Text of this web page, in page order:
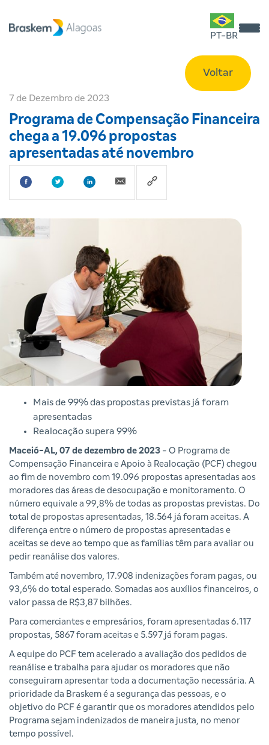
PT-BR
Voltar
7 de Dezembro de 2023
Programa de Compensação Financeira
chega a 19.096 propostas
apresentadas até novembro
Mais de 99% das propostas previstas já foram
apresentadas
Realocação supera 99%
Maceió-AL, 07 de dezembro de 2023 - O Programa de
Compensação Financeira e Apoio à Realocação (PCF) chegou
ao fim de novembro com 19.096 propostas apresentadas aos
moradores das áreas de desocupação e monitoramento. O
número equivale a 99,8% de todas as propostas previstas. Do
total de propostas apresentadas, 18.564 já foram aceitas. A
diferença entre o número de propostas apresentadas e
aceitas se deve ao tempo que as famílias têm para avaliar ou
pedir reanálise dos valores.
Também até novembro, 17.908 indenizações foram pagas, ou
93,6% do total esperado. Somadas aos auxílios financeiros, o
valor passa de R$3,87 bilhões.
Para comerciantes e empresários, foram apresentadas 6.117
propostas, 5867 foram aceitas e 5.597 já foram pagas.
A equipe do PCF tem acelerado a avaliação dos pedidos de
reanálise e trabalha para ajudar os moradores que não
conseguiram apresentar toda a documentação necessária. A
prioridade da Braskem é a segurança das pessoas, e o
objetivo do PCF é garantir que os moradores atendidos pelo
Programa sejam indenizados de maneira justa, no menor
tempo possível.